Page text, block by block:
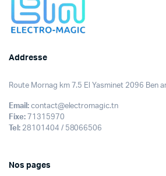
Addresse
Route Mornag km 7.5 El Yasminet 2096 Ben
Email:contact@electromagic.tn
Fixe:71315970
Tel:28101404 / 58066506
Nos pages